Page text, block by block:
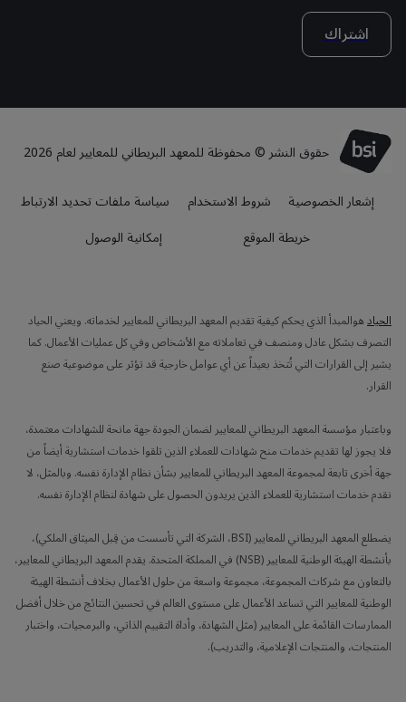
اشتراك
حقوق النشر © محفوظة للمعهد البريطاني للمعايير لعام 2026
إشعار الخصوصية
شروط الاستخدام
سياسة ملفات تحديد الارتباط
خريطة الموقع
إمكانية الوصول
الحيادهوالمبدأ الذي يحكم كيفية تقديم المعهد البريطاني للمعايير لخدماته. ويعني الحياد
التصرف بشكل عادل ومنصف في تعاملاته مع الأشخاص وفي كل عمليات الأعمال. كما
يشير إلى القرارات التي تُتخذ بعيداً عن أي عوامل خارجية قد تؤثر على موضوعية صنع
القرار.
وباعتبار مؤسسة المعهد البريطاني للمعايير لضمان الجودة جهة مانحة للشهادات معتمدة،
فلا يجوز لها تقديم خدمات منح شهادات للعملاء الذين تلقوا خدمات استشارية أيضاً من
جهة أخرى تابعة لمجموعة المعهد البريطاني للمعايير بشأن نظام الإدارة نفسه. وبالمثل، لا
نقدم خدمات استشارية للعملاء الذين يريدون الحصول على شهادة لنظام الإدارة نفسه.
يضطلع المعهد البريطاني للمعايير (BSI، الشركة التي تأسست من قِبل الميثاق الملكي)،
بأنشطة الهيئة الوطنية للمعايير (NSB) في المملكة المتحدة. يقدم المعهد البريطاني للمعايير،
بالتعاون مع شركات المجموعة، مجموعة واسعة من حلول الأعمال بخلاف أنشطة الهيئة
الوطنية للمعايير التي تساعد الأعمال على مستوى العالم في تحسين النتائج من خلال أفضل
الممارسات القائمة على المعايير (مثل الشهادة، وأداة التقييم الذاتي، والبرمجيات، واختبار
المنتجات، والمنتجات الإعلامية، والتدريب).